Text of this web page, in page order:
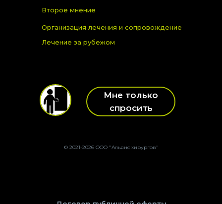
© 2021-2026 ООО "Альянс хирургов"
Второе мнение
Лечение за рубежом
Мне только
спросить
Организация лечения и сопровождение